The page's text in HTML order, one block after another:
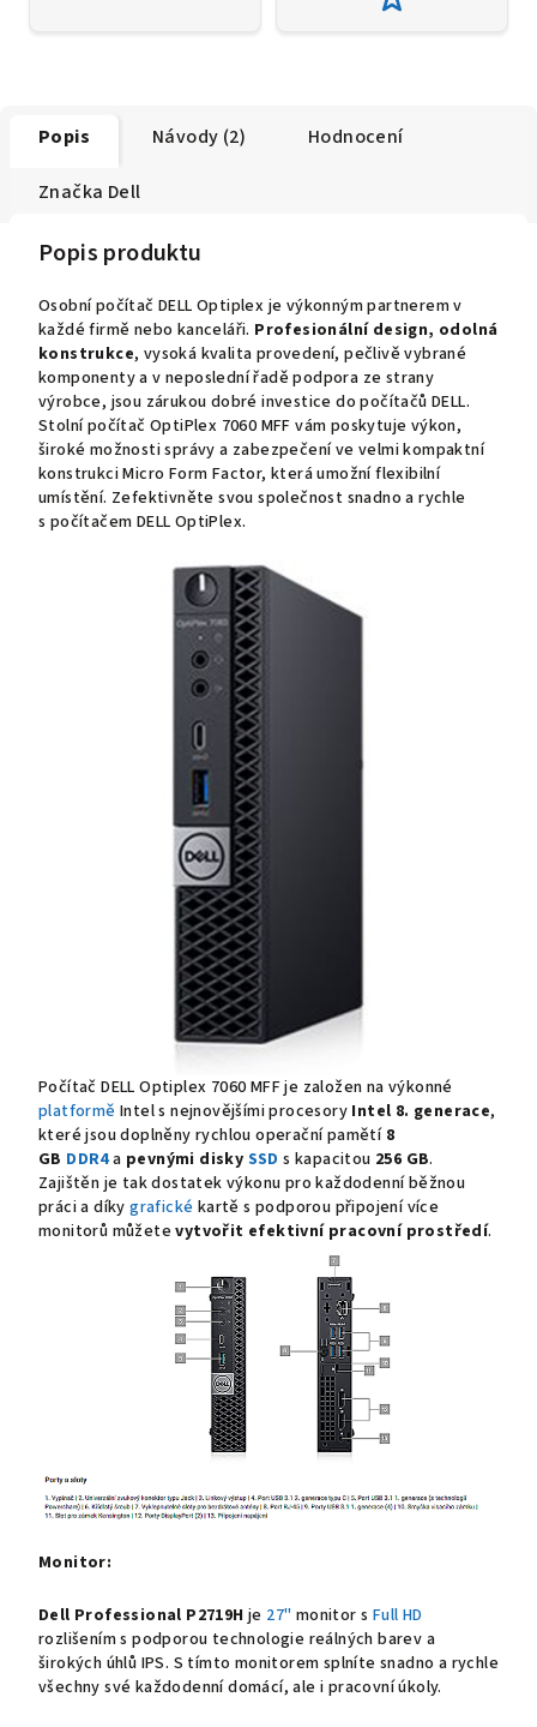
Popis Návody (2) Hodnocení
Značka Dell
Popis produktu
Osobní počítač DELL Optiplex je výkonným partnerem v
každé firmě nebo kanceláři. Profesionální design, odolná
konstrukce, vysoká kvalita provedení, pečlivě vybrané
komponenty a v neposlední řadě podpora ze strany
výrobce, jsou zárukou dobré investice do počítačů DELL.
Stolní počítač OptiPlex 7060 MFF vám poskytuje výkon,
široké možnosti správy a zabezpečení ve velmi kompaktní
konstrukci Micro Form Factor, která umožní flexibilní
umístění. Zefektivněte svou společnost snadno a rychle
s počítačem DELL OptiPlex.
Počítač DELL Optiplex 7060 MFF je založen na výkonné
platformě Intel s nejnovějšími procesory Intel 8. generace,
které jsou doplněny rychlou operační pamětí 8
GB DDR4a pevnými disky SSD s kapacitou 256 GB.
Zajištěn je tak dostatek výkonu pro každodenní běžnou
práci a díkygrafické kartě s podporou připojení více
monitorů můžetevytvořit efektivní pracovní prostředí.
Monitor:
Dell Professional P2719H je 27" monitor s Full HD
rozlišením s podporou technologie reálných barev a
širokých úhlů IPS. S tímto monitorem splníte snadno a rychle
všechny své každodenní domácí, ale i pracovní úkoly.